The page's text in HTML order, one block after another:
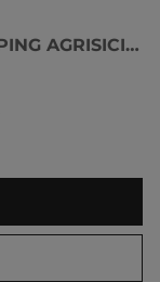
CAMPING AGRISICILIA